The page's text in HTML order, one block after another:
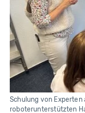
Schulung von Experten
roboterunterstützten